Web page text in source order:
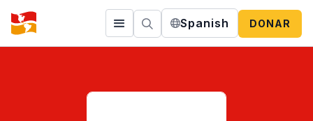
Spanish DONAR